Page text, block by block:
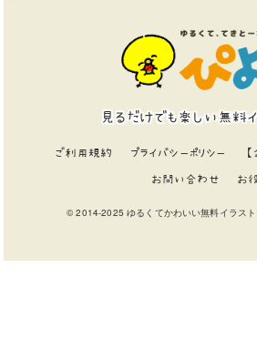
見るだけでも楽しい無料
ご利用規約 プライバシーポリシー
お問い合わせ お
© 2014-2025 ゆるくてかわいい無料イラス